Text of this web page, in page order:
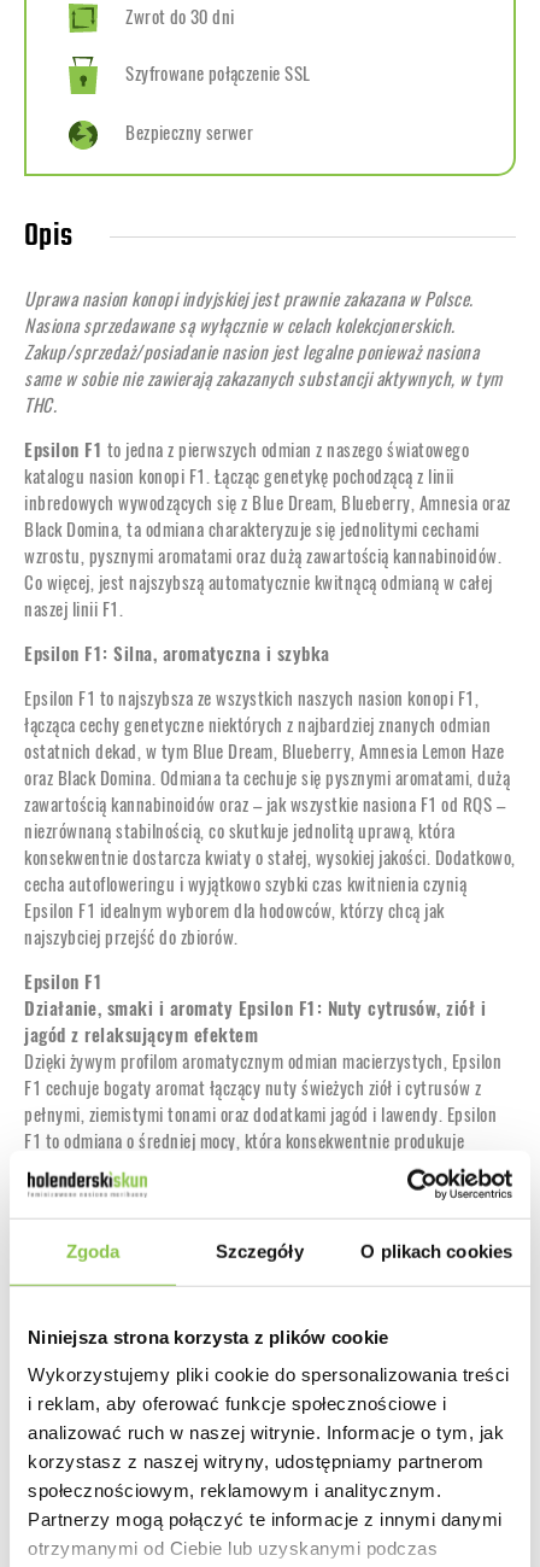
Zgoda Szczegóły O plikach cookies
Niniejsza strona korzysta z plików cookie
Wykorzystujemy pliki cookie do spersonalizowania treści
i reklam, aby oferować funkcje społecznościowe i
analizować ruch w naszej witrynie. Informacje o tym, jak
korzystasz z naszej witryny, udostępniamy partnerom
społecznościowym, reklamowym i analitycznym.
Partnerzy mogą połączyć te informacje z innymi danymi
otrzymanymi od Ciebie lub uzyskanymi podczas
Zwrot do 30 dni
Szyfrowane połączenie SSL
Bezpieczny serwer
Opis
Uprawa nasion konopi indyjskiej jest prawnie zakazana w Polsce.
Nasiona sprzedawane są wyłącznie w celach kolekcjonerskich.
Zakup/sprzedaż/posiadanie nasion jest legalne ponieważ nasiona
same w sobie nie zawierają zakazanych substancji aktywnych, w tym
THC.
Epsilon F1 to jedna z pierwszych odmian z naszego światowego
katalogu nasion konopi F1. Łącząc genetykę pochodzącą z linii
inbredowych wywodzących się z Blue Dream, Blueberry, Amnesia oraz
Black Domina, ta odmiana charakteryzuje się jednolitymi cechami
wzrostu, pysznymi aromatami oraz dużą zawartością kannabinoidów.
Co więcej, jest najszybszą automatycznie kwitnącą odmianą w całej
naszej linii F1.
Epsilon F1: Silna, aromatyczna i szybka
Epsilon F1 to najszybsza ze wszystkich naszych nasion konopi F1,
łącząca cechy genetyczne niektórych z najbardziej znanych odmian
ostatnich dekad, w tym Blue Dream, Blueberry, Amnesia Lemon Haze
oraz Black Domina. Odmiana ta cechuje się pysznymi aromatami, dużą
zawartością kannabinoidów oraz – jak wszystkie nasiona F1 od RQS –
niezrównaną stabilnością, co skutkuje jednolitą uprawą, która
konsekwentnie dostarcza kwiaty o stałej, wysokiej jakości. Dodatkowo,
cecha autofloweringu i wyjątkowo szybki czas kwitnienia czynią
Epsilon F1 idealnym wyborem dla hodowców, którzy chcą jak
najszybciej przejść do zbiorów.
Epsilon F1
Działanie, smaki i aromaty Epsilon F1: Nuty cytrusów, ziół i
jagód z relaksującym efektem
Dzięki żywym profilom aromatycznym odmian macierzystych, Epsilon
F1 cechuje bogaty aromat łączący nuty świeżych ziół i cytrusów z
pełnymi, ziemistymi tonami oraz dodatkami jagód i lawendy. Epsilon
F1 to odmiana o średniej mocy, która konsekwentnie produkuje
solidne poziomy THC oraz profil terpenowy zdominowany przez mircen,
farnezen, ocimen i limonen. Terpeny te wpływają nie tylko na pyszny
aromat Epsilon F1, ale także na jego działanie, zapewniając
długotrwały, fizycznie relaksujący efekt, który koi całe ciało (głównie
Działanie
Długotrwałe, uspokajające
Smak
Borówek i cytrusów